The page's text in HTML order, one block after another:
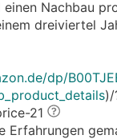
einen Nachbau
dreiviertel
dp/
)/
21
Erfahrungen